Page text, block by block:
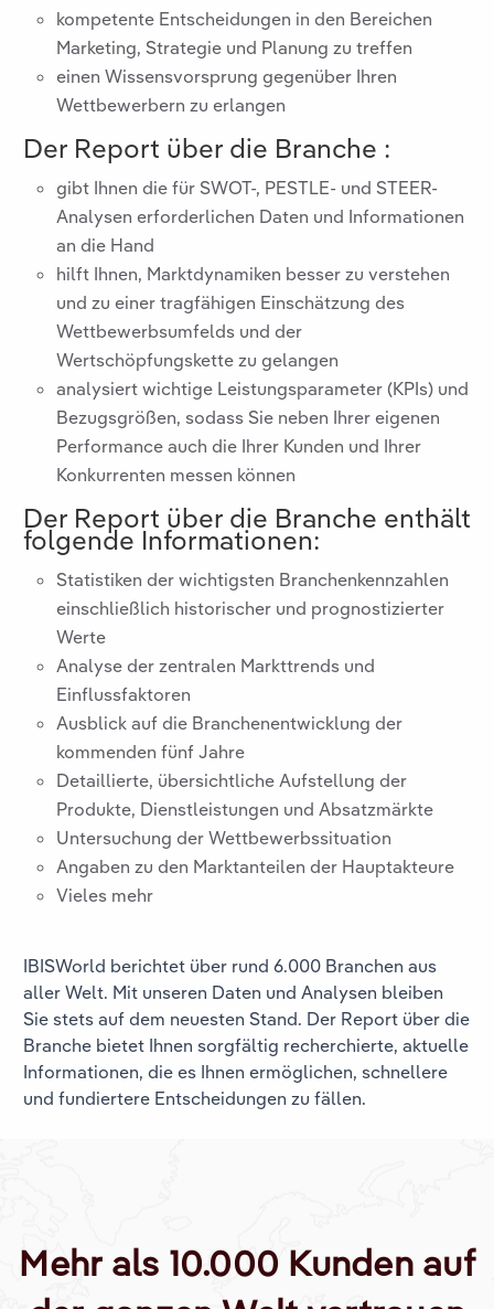
kompetente Entscheidungen in den Bereichen
Marketing, Strategie und Planung zu treffen
einen Wissensvorsprung gegenüber Ihren
Wettbewerbern zu erlangen
Der Report über die Branche :
gibt Ihnen die für SWOT-, PESTLE- und STEER-
Analysen erforderlichen Daten und Informationen
an die Hand
hilft Ihnen, Marktdynamiken besser zu verstehen
und zu einer tragfähigen Einschätzung des
Wettbewerbsumfelds und der
Wertschöpfungskette zu gelangen
analysiert wichtige Leistungsparameter (KPIs) und
Bezugsgrößen, sodass Sie neben Ihrer eigenen
Performance auch die Ihrer Kunden und Ihrer
Konkurrenten messen können
Der Report über die Branche enthält
folgende Informationen:
Statistiken der wichtigsten Branchenkennzahlen
einschließlich historischer und prognostizierter
Werte
Analyse der zentralen Markttrends und
Einflussfaktoren
Ausblick auf die Branchenentwicklung der
kommenden fünf Jahre
Detaillierte, übersichtliche Aufstellung der
Produkte, Dienstleistungen und Absatzmärkte
Untersuchung der Wettbewerbssituation
Angaben zu den Marktanteilen der Hauptakteure
Vieles mehr
IBISWorld berichtet über rund 6.000 Branchen aus
aller Welt. Mit unseren Daten und Analysen bleiben
Sie stets auf dem neuesten Stand. Der Report über die
Branche bietet Ihnen sorgfältig recherchierte, aktuelle
Informationen, die es Ihnen ermöglichen, schnellere
und fundiertere Entscheidungen zu fällen.
Mehr als 10.000 Kunden auf